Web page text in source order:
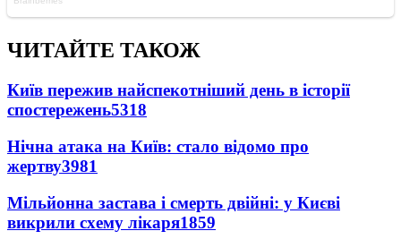
ЧИТАЙТЕ ТАКОЖ
Київ пережив найспекотніший день в історії
спостережень5318
Нічна атака на Київ: стало відомо про
жертву3981
Мільйонна застава і смерть двійні: у Києві
викрили схему лікаря1859